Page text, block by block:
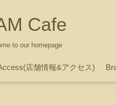
Cafe
to our homepage
店舗情報&アクセス)